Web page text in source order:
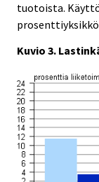
tuotoista.
Kuvio 3.